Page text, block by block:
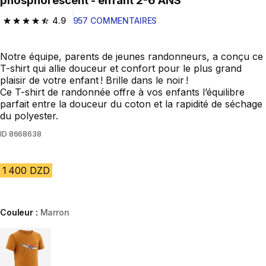
4.9
4.9 out of 5 stars from 957 reviews
957 COMMENTAIRES
Notre équipe, parents de jeunes randonneurs, a conçu ce
T-shirt qui allie douceur et confort pour le plus grand
plaisir de votre enfant ! Brille dans le noir !
Ce T-shirt de randonnée offre à vos enfants l’équilibre
parfait entre la douceur du coton et la rapidité de séchage
du polyester.
ID 8668638
1 400 DZD
Couleur : Marron
Choose a variant